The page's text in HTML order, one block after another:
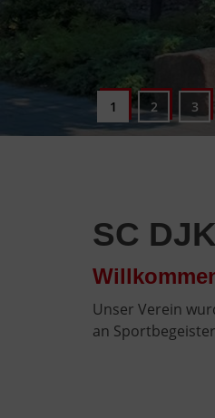
SC
Unser Verein
an